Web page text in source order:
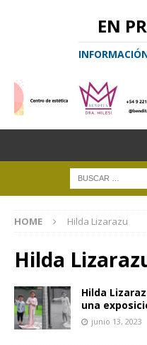
EN
HOME Hilda Lizarazu
Hilda
Hilda
una
junio 13, 2023